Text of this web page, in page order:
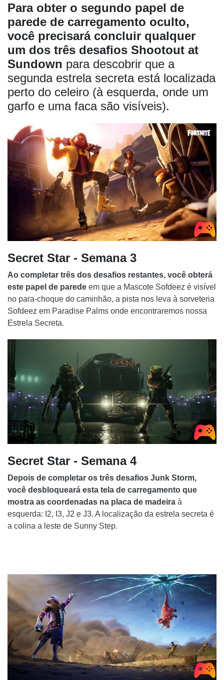
Para obter o segundo papel de
parede de carregamento oculto,
você precisará concluir qualquer
um dos três desafios Shootout at
Sundown para descobrir que a
segunda estrela secreta está localizada
perto do celeiro (à esquerda, onde um
garfo e uma faca são visíveis).
Secret Star - Semana 3
Ao completar três dos desafios restantes, você obterá
este papel de parede em que a Mascote Sofdeez é visível
no para-choque do caminhão, a pista nos leva à sorveteria
Sofdeez em Paradise Palms onde encontraremos nossa
Estrela Secreta.
Secret Star - Semana 4
Depois de completar os três desafios Junk Storm,
você desbloqueará esta tela de carregamento que
mostra as coordenadas na placa de madeira à
esquerda: I2, I3, J2 e J3. A localização da estrela secreta é
a colina a leste de Sunny Step.